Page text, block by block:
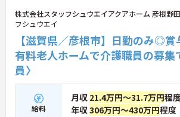
株式会社スタッフシュウエイアクアホーム 彦根野
フシュウエイ
【滋賀県／彦根市】日勤のみ◎
有料老人ホームで介護職員の募集
員〉
給料
月収 21.4万円～31.7万円程
年収306万円～430万円程度